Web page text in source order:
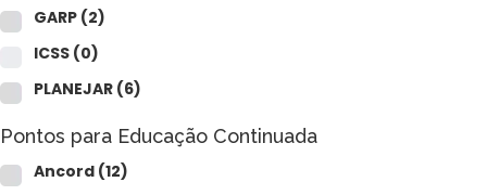
GARP (2)
ICSS (0)
PLANEJAR (6)
Pontos para Educação Continuada
Ancord (12)